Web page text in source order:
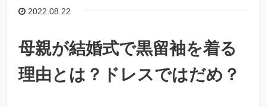
2022.08.22
母親が結婚式で黒留袖を着る
理由とは？ドレスではだめ？